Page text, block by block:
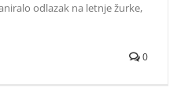
odlazak na letnje žurke,
0